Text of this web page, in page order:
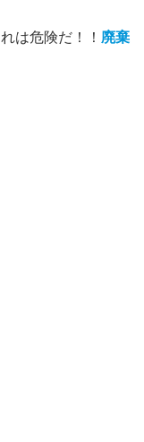
は危険だ！！ 廃棄